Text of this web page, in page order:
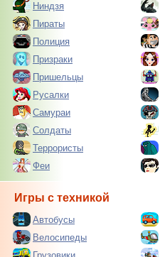
Ниндзя
Пираты
Полиция
Призраки
Пришельцы
Русалки
Самураи
Солдаты
Террористы
Феи
Игры с техникой
Автобусы
Велосипеды